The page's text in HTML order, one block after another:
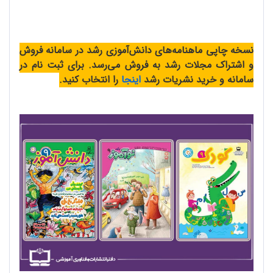
نسخه چاپی ماهنامه‌های دانش‌آموزی رشد در سامانه فروش
و اشتراک مجلات رشد به فروش می‌رسد. برای ثبت نام در
سامانه و خرید نشریات رشد اینجا را انتخاب کنید.